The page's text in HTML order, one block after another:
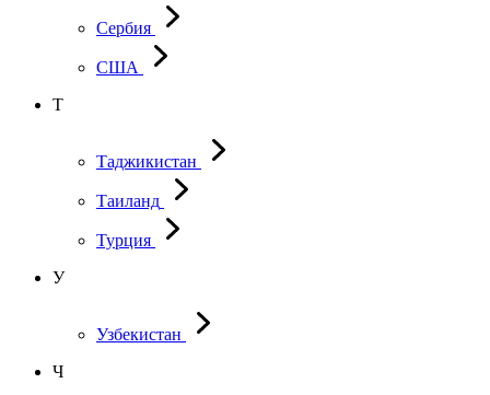
Сербия
США
Т
Таджикистан
Таиланд
Турция
У
Узбекистан
Ч